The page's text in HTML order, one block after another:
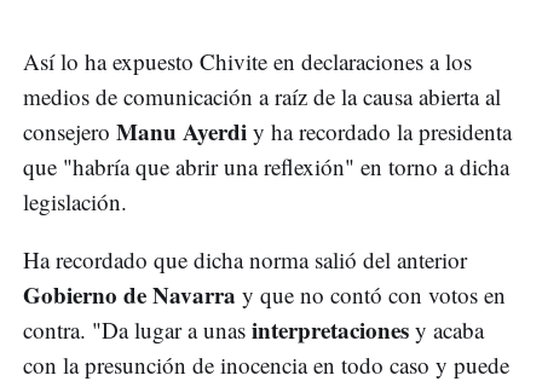
Así lo ha expuesto Chivite en declaraciones a los
medios de comunicación a raíz de la causa abierta al
consejero Manu Ayerdi y ha recordado la presidenta
que "habría que abrir una reflexión" en torno a dicha
legislación.
Ha recordado que dicha norma salió del anterior
Gobierno de Navarra y que no contó con votos en
contra. "Da lugar a unas interpretaciones y acaba
con la presunción de inocencia en todo caso y puede